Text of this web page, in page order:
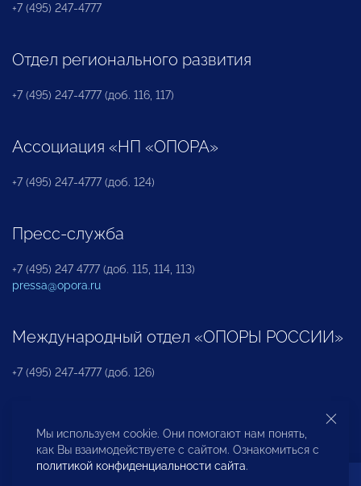
+7 (495) 247-4777
Отдел регионального развития
+7 (495) 247-4777 (доб. 116, 117)
Ассоциация «НП «ОПОРА»
+7 (495) 247-4777 (доб. 124)
Пресс-служба
+7 (495) 247 4777 (доб. 115, 114, 113)
pressa@opora.ru
Международный отдел «ОПОРЫ РОССИИ»
+7 (495) 247-4777 (доб. 126)
Бюро по защите прав предпринимателей и
инвесторов
Мы используем cookie. Они помогают нам понять,
как Вы взаимодействуете с сайтом. Ознакомиться с
политикой конфиденциальности сайта.